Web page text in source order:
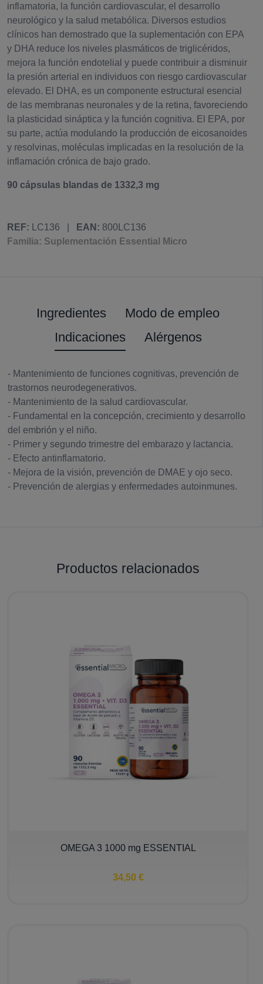
inflamatoria, la función cardiovascular, el desarrollo
neurológico y la salud metabólica. Diversos estudios
clínicos han demostrado que la suplementación con EPA
y DHA reduce los niveles plasmáticos de triglicéridos,
mejora la función endotelial y puede contribuir a disminuir
la presión arterial en individuos con riesgo cardiovascular
elevado. El DHA, es un componente estructural esencial
de las membranas neuronales y de la retina, favoreciendo
la plasticidad sináptica y la función cognitiva. El EPA, por
su parte, actúa modulando la producción de eicosanoides
y resolvinas, moléculas implicadas en la resolución de la
inflamación crónica de bajo grado.
90 cápsulas blandas de 1332,3 mg
REF: LC136 EAN: 800LC136
Familia: Suplementación Essential Micro
Ingredientes
Modo de empleo
Indicaciones
Alérgenos
- Mantenimiento de funciones cognitivas, prevención de
trastornos neurodegenerativos.
- Mantenimiento de la salud cardiovascular.
- Fundamental en la concepción, crecimiento y desarrollo
del embrión y el niño.
- Primer y segundo trimestre del embarazo y lactancia.
- Efecto antinflamatorio.
- Mejora de la visión, prevención de DMAE y ojo seco.
- Prevención de alergias y enfermedades autoinmunes.
Productos relacionados
OMEGA 3 1000 mg ESSENTIAL
34,50 €